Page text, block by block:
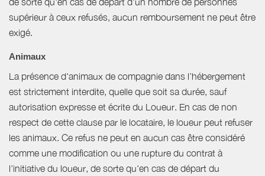
supérieur à ceux refusés, aucun remboursement ne peut être
exigé.
Animaux
La présence d'animaux de compagnie dans l’hébergement
est strictement interdite, quelle que soit sa durée, sauf
autorisation expresse et écrite du Loueur. En cas de non
respect de cette clause par le locataire, le loueur peut refuser
les animaux. Ce refus ne peut en aucun cas être considéré
comme une modification ou une rupture du contrat à
l'initiative du loueur, de sorte qu'en cas de départ du